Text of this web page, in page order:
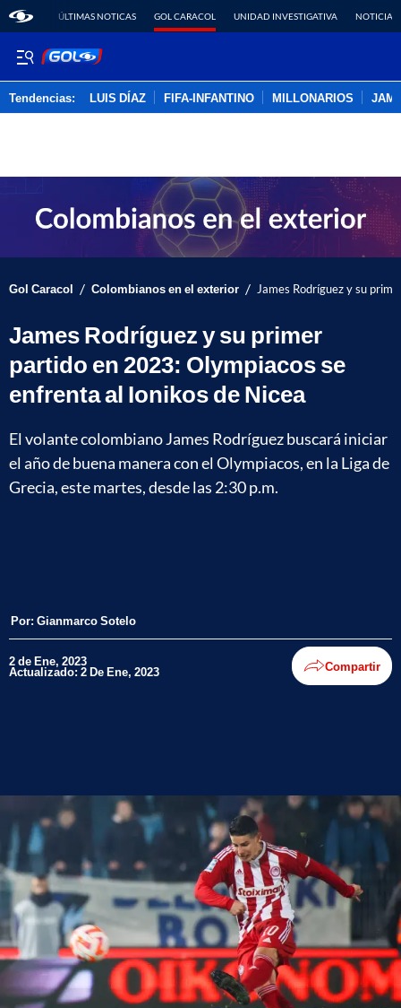
ÚLTIMAS NOTICAS GOL CARACOL UNIDAD INVESTIGATIVA NOTICIAS
Tendencias: LUIS DÍAZ FIFA-INFANTINO MILLONARIOS
Gol Caracol / Colombianos en el exterior / James Rodríguez y su
James Rodríguez y su primer
partido en 2023: Olympiacos se
enfrenta al Ionikos de Nicea
El volante colombiano James Rodríguez buscará iniciar
el año de buena manera con el Olympiacos, en la Liga de
Grecia, este martes, desde las 2:30 p.m.
Por: Gianmarco Sotelo
2 de Ene, 2023
Actualizado: 2 De Ene, 2023 Compartir